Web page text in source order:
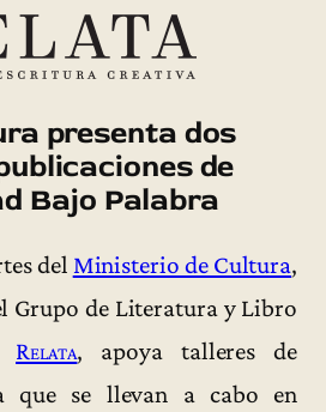
presenta dos
de
Bajo Palabra
del Ministerio de Cultura,
Grupo de Literatura y Libro
Relata, apoya talleres de
que se llevan a cabo en